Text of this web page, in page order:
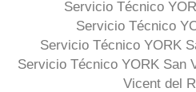
Servicio Técnico
Servicio Técnico
Servicio Técnico YORK
Servicio Técnico YORK San
Vicent del